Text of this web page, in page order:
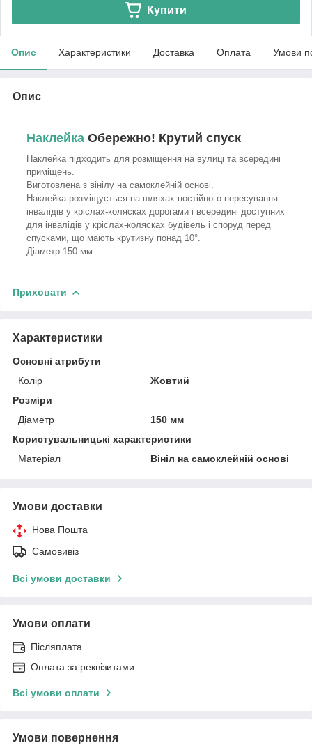
Купити
Опис Характеристики Доставка Оплата Умови
Опис
Наклейка Обережно! Крутий спуск
Наклейка підходить для розміщення на вулиці та всередині
приміщень.
Виготовлена з вінілу на самоклейній основі.
Наклейка розміщується на шляхах постійного пересування
інвалідів у кріслах-колясках дорогами і всередині доступних
для інвалідів у кріслах-колясках будівель і споруд перед
спусками, що мають крутизну понад 10°.
Діаметр 150 мм.
Приховати
Характеристики
Основні атрибути
Колір
Жовтий
Розміри
Діаметр
150 мм
Користувальницькі характеристики
Матеріал
Вініл на самоклейній основі
Умови доставки
Нова Пошта
Самовивіз
Всі умови доставки
Умови оплати
Післяплата
Оплата за реквізитами
Всі умови оплати
Умови повернення